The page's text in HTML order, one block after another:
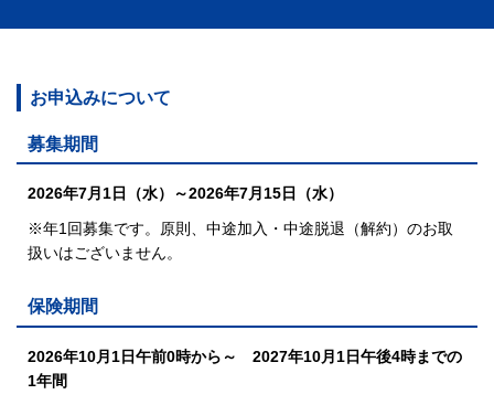
お申込みについて
募集期間
2026年7月1日（水）～2026年7月15日（水）
※年1回募集です。原則、中途加入・中途脱退（解約）のお取
扱いはございません。
保険期間
2026年10月1日午前0時から～ 2027年10月1日午後4時までの
1年間